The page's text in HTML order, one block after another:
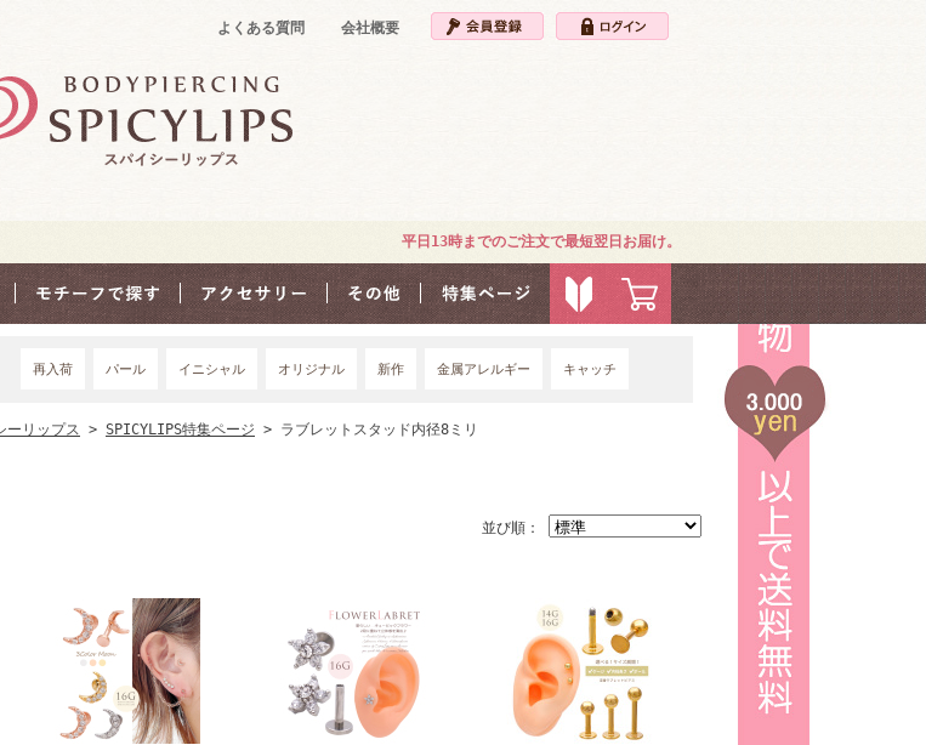
よくある質問 会社概要
平日13時までのご注文で最短翌日お届け。
再入荷 パール イニシャル オリジナル 新作 金属アレルギー キャッチ
ーリップス > SPICYLIPS特集ページ > ラブレットスタッド内径8ミリ
並び順：